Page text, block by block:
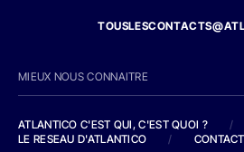
MIEUX NOUS CONNAITRE
ATLANTICO C'EST QUI, C'EST QUOI ?
/
LE RESEAU D'ATLANTICO
/ CONTACT